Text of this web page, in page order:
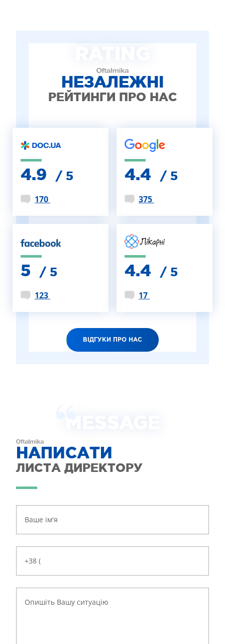
НЕЗАЛЕЖНІ
РЕЙТИНГИ ПРО НАС
4.9 / 5
170
4.4 / 5
375
5 / 5
123
4.4 / 5
17
ВІДГУКИ ПРО НАС
НАПИСАТИ
ЛИСТА ДИРЕКТОРУ